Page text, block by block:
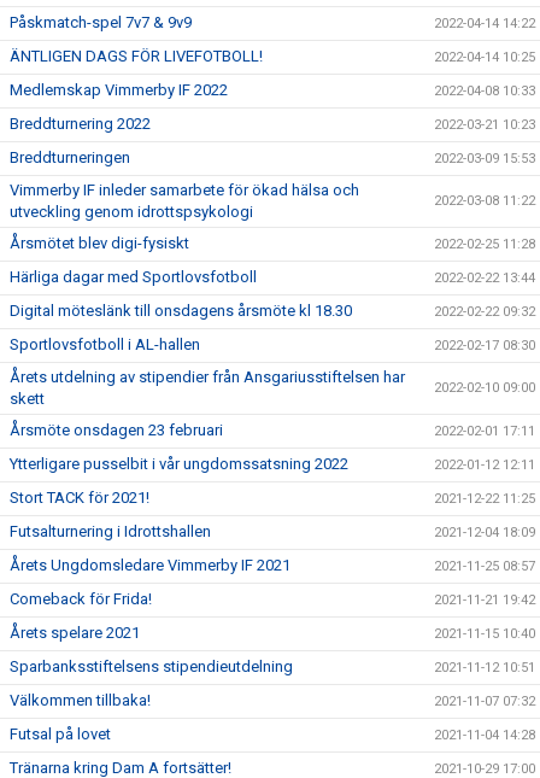
Påskmatch-spel 7v7 & 9v9 2022-04-14 14:22
ÄNTLIGEN DAGS FÖR LIVEFOTBOLL! 2022-04-14 10:25
Medlemskap Vimmerby IF 2022 2022-04-08 10:33
Breddturnering 2022 2022-03-21 10:23
Breddturneringen 2022-03-09 15:53
Vimmerby IF inleder samarbete för ökad hälsa och
utveckling genom idrottspsykologi
2022-03-08 11:22
Årsmötet blev digi-fysiskt 2022-02-25 11:28
Härliga dagar med Sportlovsfotboll 2022-02-22 13:44
Digital möteslänk till onsdagens årsmöte kl 18.30 2022-02-22 09:32
Sportlovsfotboll i AL-hallen 2022-02-17 08:30
Årets utdelning av stipendier från Ansgariusstiftelsen har
skett
2022-02-10 09:00
Årsmöte onsdagen 23 februari 2022-02-01 17:11
Ytterligare pusselbit i vår ungdomssatsning 2022 2022-01-12 12:11
Stort TACK för 2021! 2021-12-22 11:25
Futsalturnering i Idrottshallen 2021-12-04 18:09
Årets Ungdomsledare Vimmerby IF 2021 2021-11-25 08:57
Comeback för Frida! 2021-11-21 19:42
Årets spelare 2021 2021-11-15 10:40
Sparbanksstiftelsens stipendieutdelning 2021-11-12 10:51
Välkommen tillbaka! 2021-11-07 07:32
Futsal på lovet 2021-11-04 14:28
Tränarna kring Dam A fortsätter! 2021-10-29 17:00